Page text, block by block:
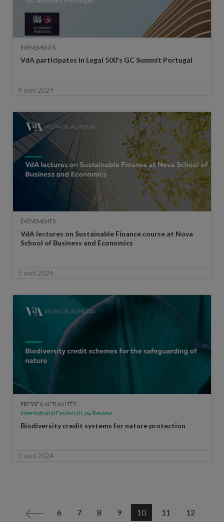
ÉVÈNEMENTS
VdA participates in Legal 500's GC Summit Portugal
9 avril 2024
ÉVÈNEMENTS
VdA lectures on Sustainable Finance course at Nova
School of Business and Economics
5 avril 2024
PRESSE & ACTUALITÉS
International Financial Law Review
Biodiversity credit systems for nature protection
2 avril 2024
< 6 7 8 9 10 11 12